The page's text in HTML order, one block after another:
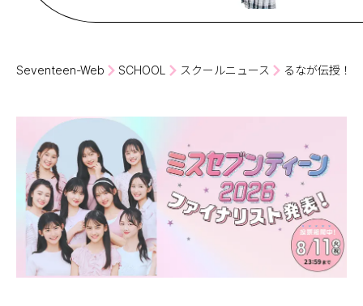
Seventeen-Web SCHOOL スクールニュース るなが伝授！